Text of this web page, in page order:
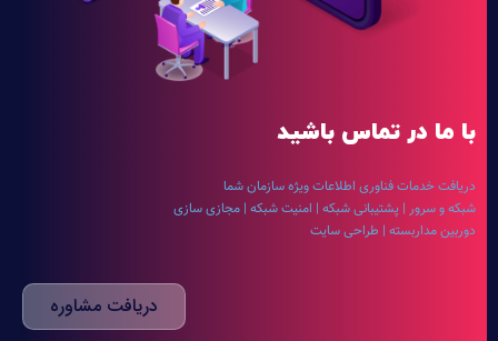
با ما در تماس باشید
دریافت خدمات فناوری اطلاعات ویژه سازمان شما
شبکه و سرور | پشتیبانی شبکه | امنیت شبکه | مجازی سازی
دوربین مداربسته | طراحی سایت
دریافت مشاوره